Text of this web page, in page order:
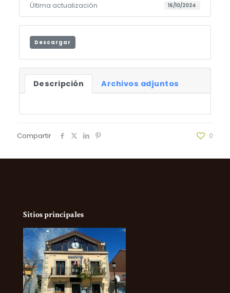
Última actualización 16/10/2024
Descargar
Descripción Archivos adjuntos
Compartir 0
Sitios principales